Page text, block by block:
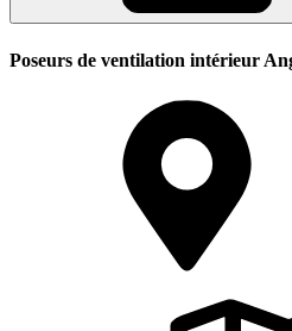
Poseurs de ventilation intérieur